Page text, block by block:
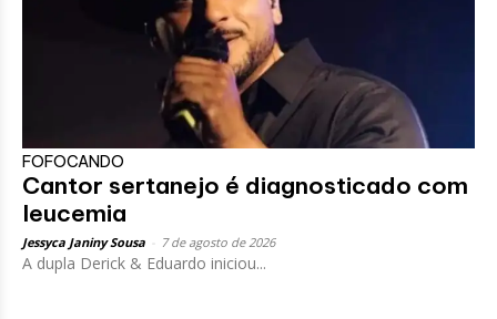
FOFOCANDO
Cantor sertanejo é diagnosticado com
leucemia
Jessyca Janiny Sousa 7 de agosto de 2026
A dupla Derick & Eduardo iniciou...